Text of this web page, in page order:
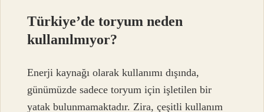
Türkiye’de toryum neden
kullanılmıyor?
Enerji kaynağı olarak kullanımı dışında,
günümüzde sadece toryum için işletilen bir
yatak bulunmamaktadır. Zira, çeşitli kullanım